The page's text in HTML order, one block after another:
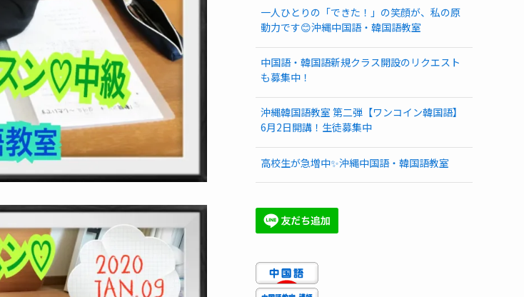
一人ひとりの「できた！」の笑顔が、私の原
動力です😊沖縄中国語・韓国語教室
中国語・韓国語新規クラス開設のリクエスト
も募集中！
沖縄韓国語教室 第二弾【ワンコイン韓国語】
6月2日開講！生徒募集中
高校生が急増中✨沖縄中国語・韓国語教室